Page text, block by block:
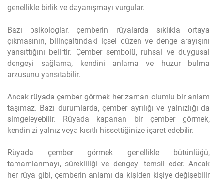
genellikle birlik ve dayanışmayı vurgular.
Bazı psikologlar, çemberin rüyalarda sıklıkla ortaya
çıkmasının, bilinçaltındaki içsel düzen ve denge arayışını
yansıttığını belirtir. Çember sembolü, ruhsal ve duygusal
dengeyi sağlama, kendini anlama ve huzur bulma
arzusunu yansıtabilir.
Ancak rüyada çember görmek her zaman olumlu bir anlam
taşımaz. Bazı durumlarda, çember ayrılığı ve yalnızlığı da
simgeleyebilir. Rüyada kapanan bir çember görmek,
kendinizi yalnız veya kısıtlı hissettiğinize işaret edebilir.
Rüyada çember görmek genellikle bütünlüğü,
tamamlanmayı, sürekliliği ve dengeyi temsil eder. Ancak
her rüya gibi, çemberin anlamı da kişiden kişiye değişebilir